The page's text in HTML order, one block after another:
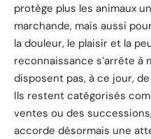
protège plus les animaux
marchande, mais aussi
la douleur, le plaisir et la
reconnaissance s’arrête à
disposent pas, à ce jour,
Ils restent catégorisés
ventes ou des
accorde désormais une